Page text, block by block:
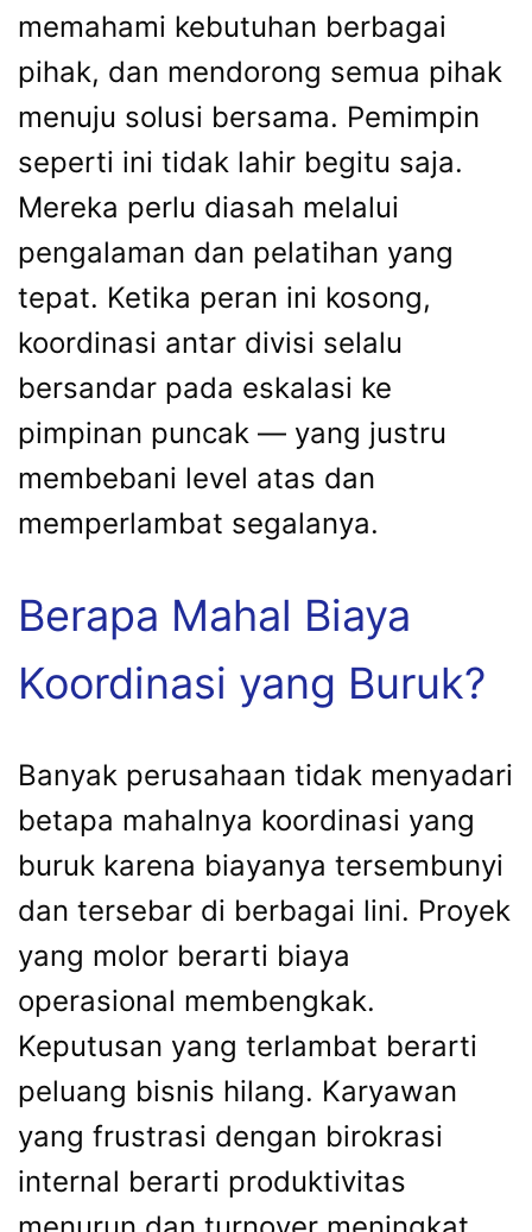
memahami kebutuhan berbagai
pihak, dan mendorong semua pihak
menuju solusi bersama. Pemimpin
seperti ini tidak lahir begitu saja.
Mereka perlu diasah melalui
pengalaman dan pelatihan yang
tepat. Ketika peran ini kosong,
koordinasi antar divisi selalu
bersandar pada eskalasi ke
pimpinan puncak — yang justru
membebani level atas dan
memperlambat segalanya.
Berapa Mahal Biaya
Koordinasi yang Buruk?
Banyak perusahaan tidak menyadari
betapa mahalnya koordinasi yang
buruk karena biayanya tersembunyi
dan tersebar di berbagai lini. Proyek
yang molor berarti biaya
operasional membengkak.
Keputusan yang terlambat berarti
peluang bisnis hilang. Karyawan
yang frustrasi dengan birokrasi
internal berarti produktivitas